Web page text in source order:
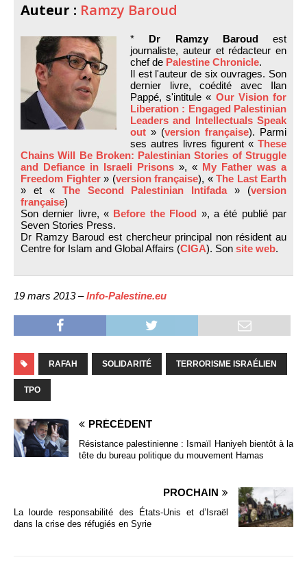
Auteur : Ramzy Baroud
* Dr Ramzy Baroudest
journaliste, auteur et rédacteur en
chef de Palestine Chronicle.
Il est l'auteur de six ouvrages. Son
dernier livre, coédité avec Ilan
Pappé, s'intitule « Our Vision for
Liberation : Engaged Palestinian
Leaders and Intellectuals Speak
out » (version française). Parmi
ses autres livres figurent « These
Chains Will Be Broken: Palestinian Stories of Struggle
and Defiance in Israeli Prisons », « My Father was a
Freedom Fighter» (version française), « The Last Earth
» et « The Second Palestinian Intifada» (version
française)
Son dernier livre, « Before the Flood », a été publié par
Seven Stories Press.
Dr Ramzy Baroud est chercheur principal non résident au
Centre for Islam and Global Affairs (CIGA). Son site web.
19 mars 2013 –Info-Palestine.eu
RAFAH SOLIDARITÉ TERRORISME ISRAÉLIEN
TPO
PRÉCÉDENT
Résistance palestinienne : Ismaïl Haniyeh bientôt à la
tête du bureau politique du mouvement Hamas
PROCHAIN
La lourde responsabilité des États-Unis et d’Israël
dans la crise des réfugiés en Syrie